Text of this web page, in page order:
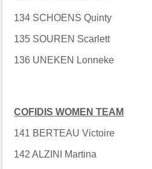
134 SCHOENS Quinty
135 SOUREN Scarlett
136 UNEKEN Lonneke
COFIDIS WOMEN TEAM
141 BERTEAU Victoire
142 ALZINI Martina